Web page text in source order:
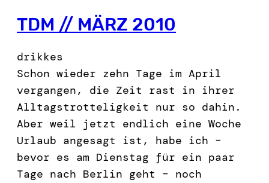
TDM // MÄRZ 2010
drikkes
Schon wieder zehn Tage im April
vergangen, die Zeit rast in ihrer
Alltagstrotteligkeit nur so dahin.
Aber weil jetzt endlich eine Woche
Urlaub angesagt ist, habe ich –
bevor es am Dienstag für ein paar
Tage nach Berlin geht – noch